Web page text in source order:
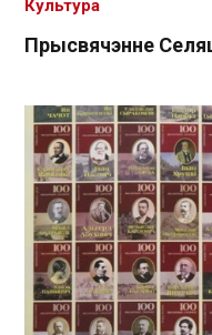
Прысвячэнне
Культура